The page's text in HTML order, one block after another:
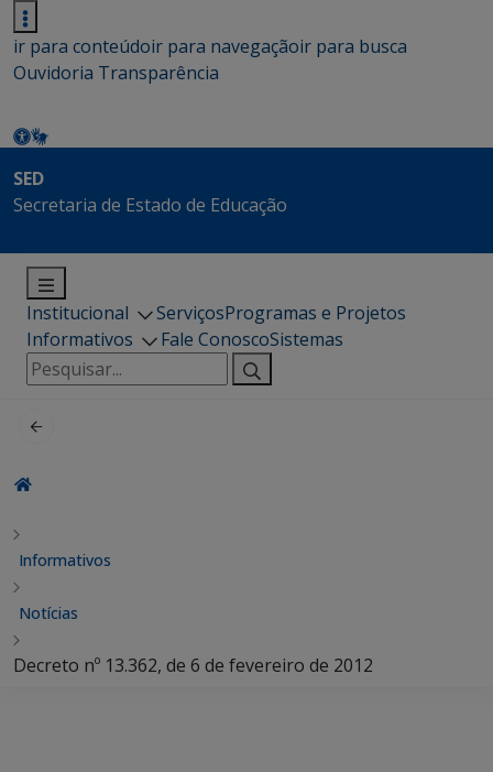
ir para conteúdoir para navegaçãoir para busca
Ouvidoria Transparência
SED
Secretaria de Estado de Educação
Institucional ServiçosProgramas e Projetos
Informativos
Fale ConoscoSistemas
Pesquisar
por:
Informativos
Notícias
Decreto nº 13.362, de 6 de fevereiro de 2012